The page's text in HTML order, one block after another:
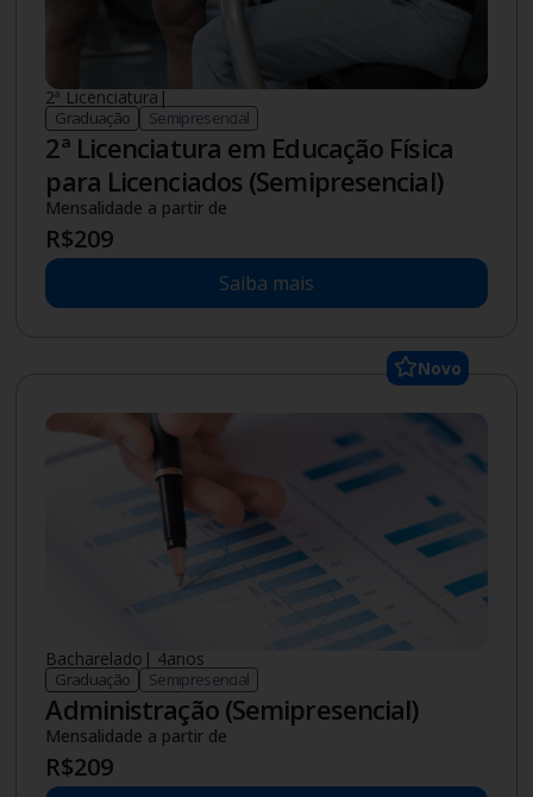
2ª Licenciatura|
Graduação Semipresencial
2ª Licenciatura em Educação Física
para Licenciados (Semipresencial)
Mensalidade a partir de
R$209
Saiba mais
Novo
Bacharelado | 4anos
Graduação Semipresencial
Administração (Semipresencial)
Mensalidade a partir de
R$209